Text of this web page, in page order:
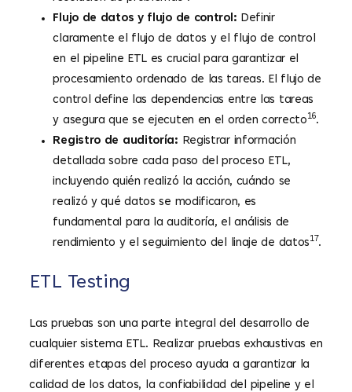
Flujo de datos y flujo de control: Definir
claramente el flujo de datos y el flujo de control
en el pipeline ETL es crucial para garantizar el
procesamiento ordenado de las tareas. El flujo de
control define las dependencias entre las tareas
y asegura que se ejecuten en el orden correcto16.
Registro de auditoría: Registrar información
detallada sobre cada paso del proceso ETL,
incluyendo quién realizó la acción, cuándo se
realizó y qué datos se modificaron, es
fundamental para la auditoría, el análisis de
rendimiento y el seguimiento del linaje de datos17.
ETL Testing
Las pruebas son una parte integral del desarrollo de
cualquier sistema ETL. Realizar pruebas exhaustivas en
diferentes etapas del proceso ayuda a garantizar la
calidad de los datos, la confiabilidad del pipeline y el